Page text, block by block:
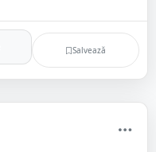
Salvează